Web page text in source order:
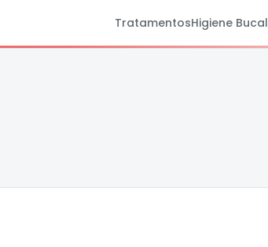
TratamentosHigiene Bucal